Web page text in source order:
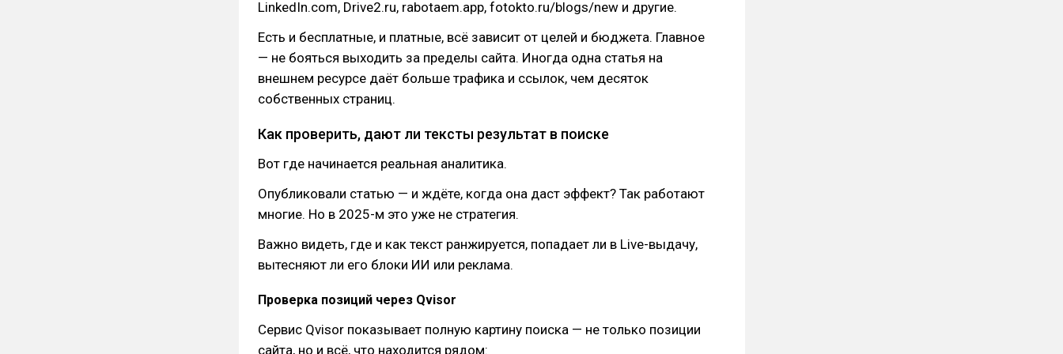
LinkedIn.com, Drive2.ru, rabotaem.app, fotokto.ru/blogs/new и другие.
Есть и бесплатные, и платные, всё зависит от целей и бюджета. Главное
— не бояться выходить за пределы сайта. Иногда одна статья на
внешнем ресурсе даёт больше трафика и ссылок, чем десяток
собственных страниц.
Как проверить, дают ли тексты результат в поиске
Вот где начинается реальная аналитика.
Опубликовали статью — и ждёте, когда она даст эффект? Так работают
многие. Но в 2025-м это уже не стратегия.
Важно видеть, где и как текст ранжируется, попадает ли в Live-выдачу,
вытесняют ли его блоки ИИ или реклама.
Проверка позиций через Qvisor
Сервис Qvisor показывает полную картину поиска — не только позиции
сайта, но и всё, что находится рядом: